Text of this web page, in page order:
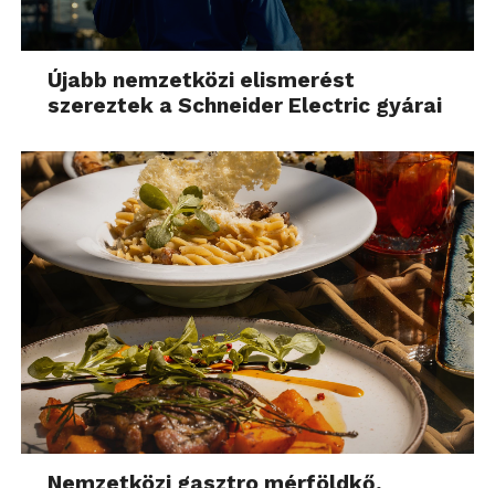
Újabb nemzetközi elismerést
szereztek a Schneider Electric gyárai
Nemzetközi gasztro mérföldkő,